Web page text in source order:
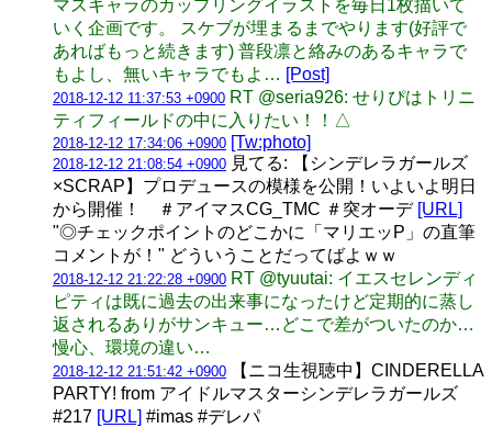
マスキャラのカップリングイラストを毎日1枚描いて
いく企画です。 スケブが埋まるまでやります(好評で
あればもっと続きます) 普段凛と絡みのあるキャラで
もよし、無いキャラでもよ… [Post]
2018-12-12 11:37:53 +0900 RT @seria926: せりぴはトリニ
ティフィールドの中に入りたい！！△
2018-12-12 17:34:06 +0900 [Tw:photo]
2018-12-12 21:08:54 +0900 見てる: 【シンデレラガールズ
×SCRAP】プロデュースの模様を公開！いよいよ明日
から開催！ ＃アイマスCG_TMC ＃突オーデ [URL]
"◎チェックポイントのどこかに「マリエッP」の直筆
コメントが！" どういうことだってばよｗｗ
2018-12-12 21:22:28 +0900 RT @tyuutai: イエスセレンディ
ピティは既に過去の出来事になったけど定期的に蒸し
返されるありがサンキュー…どこで差がついたのか…
慢心、環境の違い…
2018-12-12 21:51:42 +0900 【ニコ生視聴中】CINDERELLA
PARTY! from アイドルマスターシンデレラガールズ
#217 [URL] #imas #デレパ